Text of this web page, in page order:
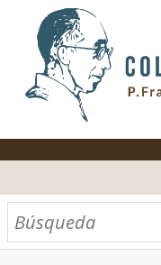
SOBRE EL AUTOR
CONTENIDO